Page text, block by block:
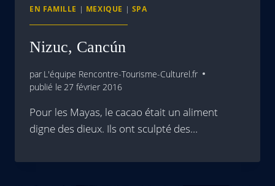
EN FAMILLE | MEXIQUE | SPA
Nizuc, Cancún
par L'équipe Rencontre-Tourisme-Culturel.fr
publié le 27 février 2016
Pour les Mayas, le cacao était un aliment
digne des dieux. Ils ont sculpté des…